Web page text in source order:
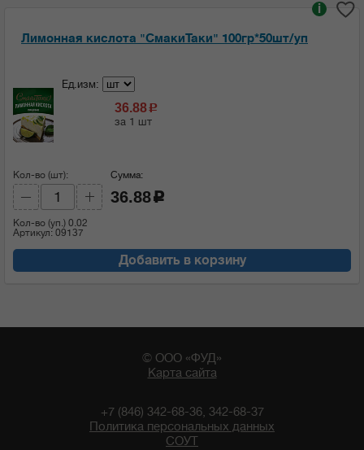
Лимонная кислота "СмакиТаки" 100гр*50шт/уп
i
Ед.изм:
36.88c
за 1 шт
Кол-во (шт):
Кол-во (уп.) 0.02
Артикул: 09137
Сумма:
36.88 c
Добавить в корзину
© ООО «ФУД»
Карта сайта
+7 (846) 342-68-36, 342-68-37
Политика персональных данных
СОУТ